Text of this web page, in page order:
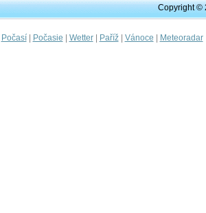
Copyright ©
Počasí| Počasie | Wetter| Paříž| Vánoce | Meteoradar